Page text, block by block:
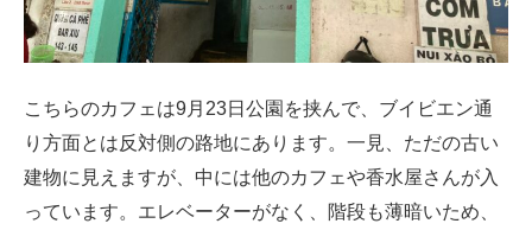
こちらのカフェは9月23日公園を挟んで、ブイビエン通
り方面とは反対側の路地にあります。一見、ただの古い
建物に見えますが、中には他のカフェや香水屋さんが入
っています。エレベーターがなく、階段も薄暗いため、